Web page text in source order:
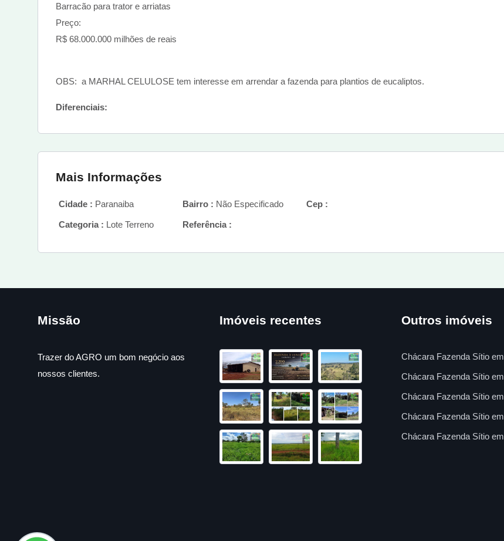
Barracão para trator e arriatas
Preço:
R$ 68.000.000 milhões de reais
OBS: a MARHAL CELULOSE tem interesse em arrendar a fazenda para plantios de eucaliptos.
Diferenciais:
Mais Informações
Cidade : Paranaiba Bairro : Não Especificado Cep :
Categoria : Lote Terreno Referência :
Missão
Trazer do AGRO um bom negócio aos
nossos clientes.
Imóveis recentes Outros imóveis
Chácara Fazenda Sítio
Chácara Fazenda Sítio
Chácara Fazenda Sítio
Chácara Fazenda Sítio
Chácara Fazenda Sítio